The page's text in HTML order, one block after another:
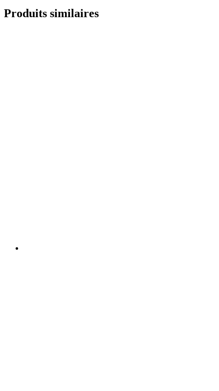
Produits similaires